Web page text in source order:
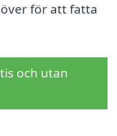
för att fatta
och utan